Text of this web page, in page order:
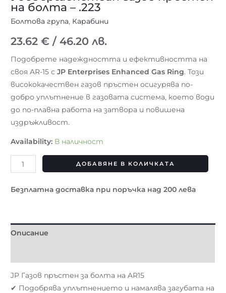
на болта – .223
Болтова група, Карабини
23.62€ / 46.20 лв.
Подобрете надеждността и ефективността на
своя AR-15 сJP Enterprises Enhanced Gas Ring. Този
висококачествен газов пръстен осигурява по-
добро уплътнение в газовата система, което води
до по-плавна работа на затвора и повишена
издръжливост.
Availability: В наличност
ДОБАВЯНЕ В КОЛИЧКАТА
Безплатна доставка при поръчка над 200 лева
Описание
JP Газов пръстен за болта на AR15
✔ Подобрява уплътнението и намалява загубата на